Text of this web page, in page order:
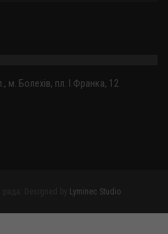
м. Болехів, пл. І.Франка, 12
Lyminec Studio